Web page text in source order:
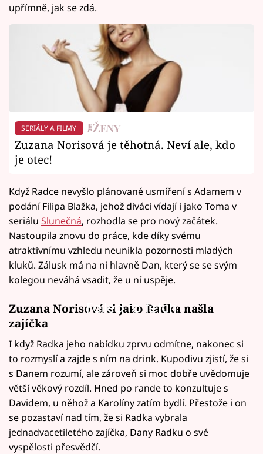
upřímně, jak se zdá.
SERIÁLY A FILMY
Zuzana Norisová je těhotná. Neví ale, kdo
je otec!
Když Radce nevyšlo plánované usmíření s Adamem v
podání Filipa Blažka, jehož diváci vídají i jako Toma v
seriálu Slunečná, rozhodla se pro nový začátek.
Nastoupila znovu do práce, kde díky svému
atraktivnímu vzhledu neunikla pozornosti mladých
kluků. Zálusk má na ni hlavně Dan, který se se svým
kolegou neváhá vsadit, že u ní uspěje.
Failed to fetch
Zuzana Norisová si jako Radka našla
zajíčka
I když Radka jeho nabídku zprvu odmítne, nakonec si
to rozmyslí a zajde s ním na drink. Kupodivu zjistí, že si
s Danem rozumí, ale zároveň si moc dobře uvědomuje
větší věkový rozdíl. Hned po rande to konzultuje s
Davidem, u něhož a Karolíny zatím bydlí. Přestože i on
se pozastaví nad tím, že si Radka vybrala
jednadvacetiletého zajíčka, Dany Radku o své
vyspělosti přesvědčí.